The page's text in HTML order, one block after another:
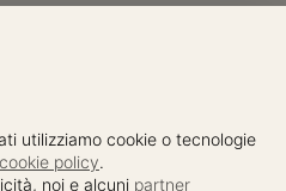
utilizziamo cookie o tecnologie
cookie policy.
noi e alcuni partner